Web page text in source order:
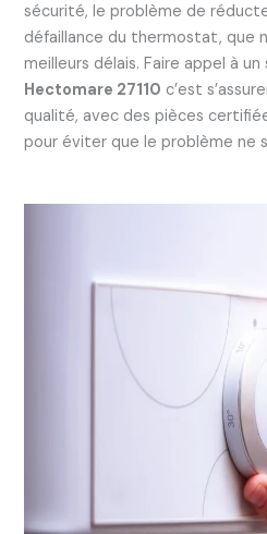
sécurité, le problème de
défaillance du thermostat, que
meilleurs délais. Faire appel à
Hectomare 27110 c’est
qualité, avec des pièces
pour éviter que le problème ne